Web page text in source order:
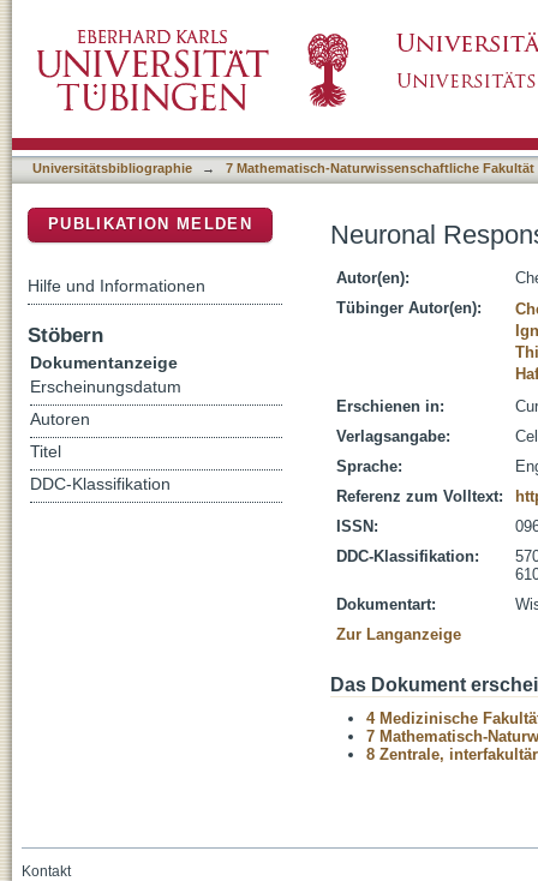
Universitätsbibliographie → 7 Mathematisch-Naturwissenschaftliche Fakultät
Neuronal
Autor(en):
Tübinger Autor(en):
Erschienen in:
Verlagsangabe:
Sprache:
Referenz zum Volltext:
ISSN:
DDC-Klassifikation:
Dokumentart:
Zur Langanzeige
Das Dokument
4 Medizinische
7 Mathematisch-
8 Zentrale,
PUBLIKATION MELDEN
Hilfe und Informationen
Stöbern
Dokumentanzeige
Erscheinungsdatum
Autoren
Titel
DDC-Klassifikation
Kontakt